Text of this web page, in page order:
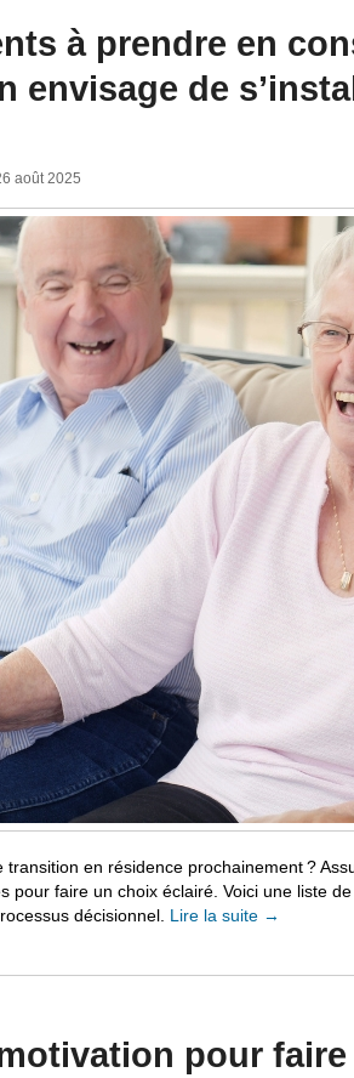
à prendre en
envisage de
août 2025
en résidence prochainement ?
pour faire un choix éclairé. Voici une liste
décisionnel. Lire la suite →
pour faire